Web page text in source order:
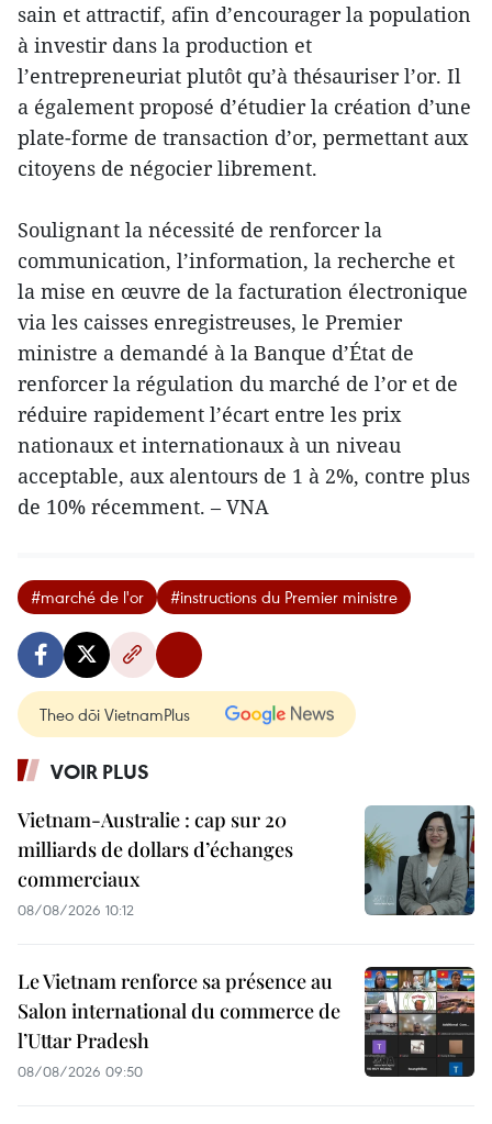
sain et attractif, afin d’encourager la population
à investir dans la production et
l’entrepreneuriat plutôt qu’à thésauriser l’or. Il
a également proposé d’étudier la création d’une
plate-forme de transaction d’or, permettant aux
citoyens de négocier librement.
Soulignant la nécessité de renforcer la
communication, l’information, la recherche et
la mise en œuvre de la facturation électronique
via les caisses enregistreuses, le Premier
ministre a demandé à la Banque d’État de
renforcer la régulation du marché de l’or et de
réduire rapidement l’écart entre les prix
nationaux et internationaux à un niveau
acceptable, aux alentours de 1 à 2%, contre plus
de 10% récemment. – VNA
#marché de l'or #instructions du Premier ministre
Theo dõi VietnamPlus
VOIR PLUS
Vietnam-Australie : cap sur 20
milliards de dollars d’échanges
commerciaux
08/08/2026 10:12
Le Vietnam renforce sa présence au
Salon international du commerce de
l’Uttar Pradesh
08/08/2026 09:50